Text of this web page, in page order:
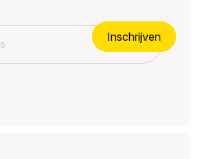
Inschrijven